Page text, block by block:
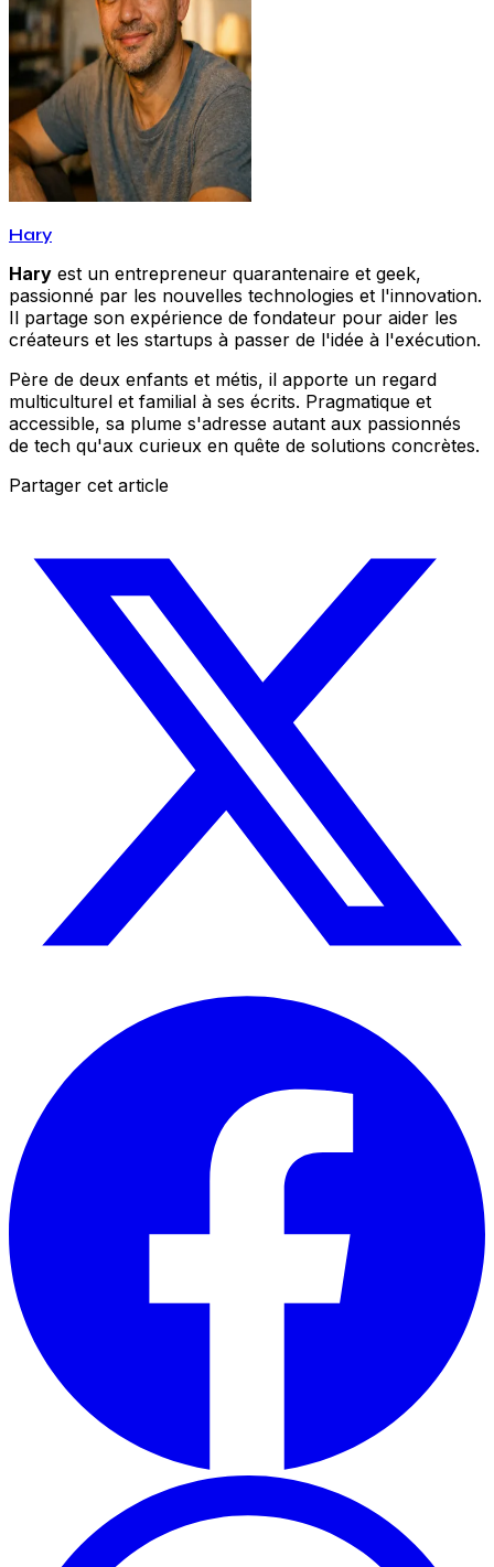
Hary
Hary est un entrepreneur quarantenaire et geek,
passionné par les nouvelles technologies et l'innovation.
Il partage son expérience de fondateur pour aider les
créateurs et les startups à passer de l'idée à l'exécution.
Père de deux enfants et métis, il apporte un regard
multiculturel et familial à ses écrits. Pragmatique et
accessible, sa plume s'adresse autant aux passionnés
de tech qu'aux curieux en quête de solutions concrètes.
Partager cet article